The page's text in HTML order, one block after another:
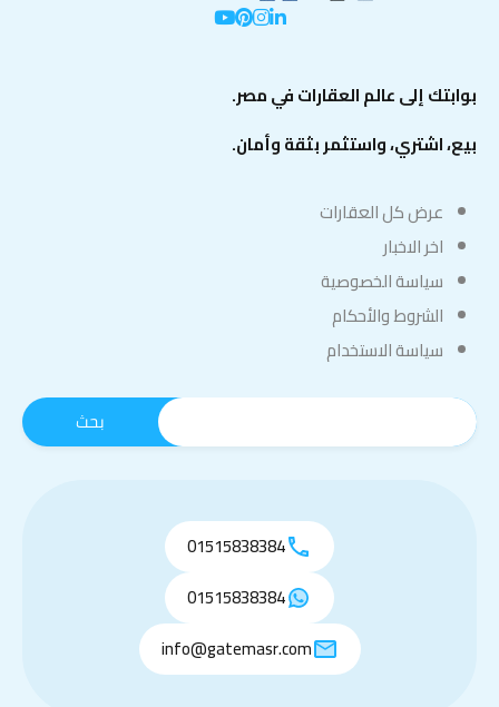
بوابتك إلى عالم العقارات في مصر.
بيع، اشتري، واستثمر بثقة وأمان.
عرض كل العقارات
اخر الاخبار
سياسة الخصوصية
الشروط والأحكام
سياسة الاستخدام
01515838384
01515838384
info@gatemasr.com